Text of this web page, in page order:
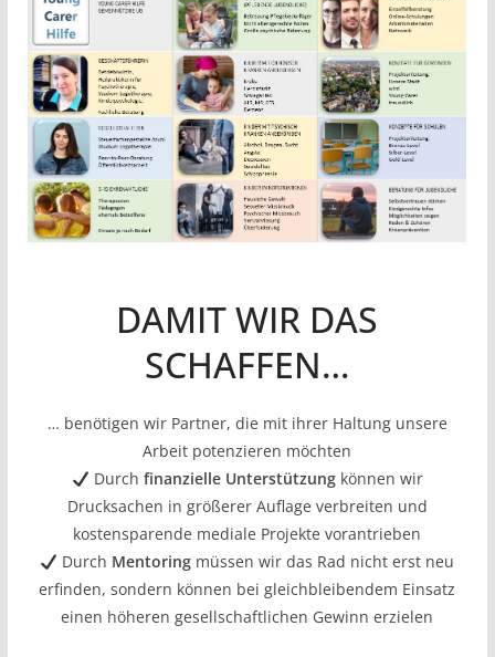
DAMIT WIR DAS
SCHAFFEN…
… benötigen wir Partner, die mit ihrer Haltung unsere
Arbeit potenzieren möchten
Durch finanzielle Unterstützungkönnen wir
Drucksachen in größerer Auflage verbreiten und
kostensparende mediale Projekte vorantrieben
Durch Mentoring müssen wir das Rad nicht erst neu
erfinden, sondern können bei gleichbleibendem Einsatz
einen höheren gesellschaftlichen Gewinn erzielen